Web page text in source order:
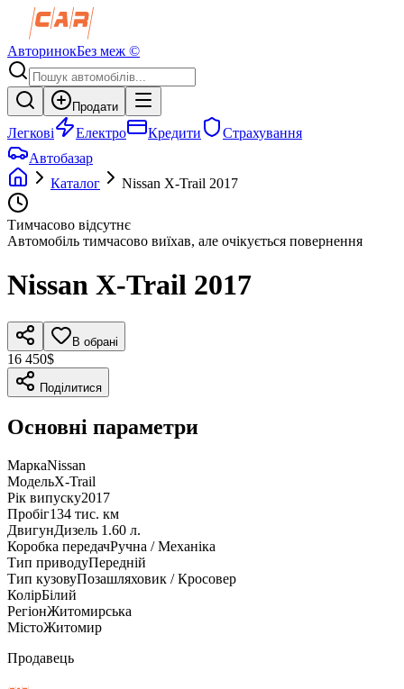
АвторинокБез меж ©
Продати
Легкові Електро Кредити
Страхування
Автобазар
Каталог
Nissan X-Trail 2017
Тимчасово відсутнє
Автомобіль тимчасово виїхав, але очікується повернення
Nissan X-Trail 2017
В обрані
16 450$
Поділитися
Основні параметри
МаркаNissan
МодельX-Trail
Рік випуску2017
Пробіг134 тис. км
ДвигунДизель 1.60 л.
Коробка передачРучна / Механіка
Тип приводуПередній
Тип кузовуПозашляховик / Кросовер
КолірБілий
РегіонЖитомирська
МістоЖитомир
Продавець